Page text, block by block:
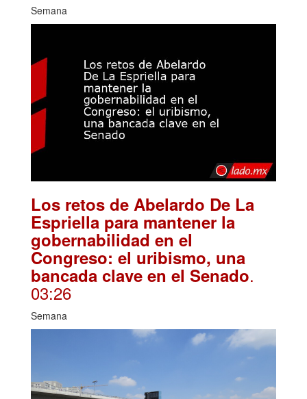
Semana
Los retos de Abelardo De La
Espriella para mantener la
gobernabilidad en el
Congreso: el uribismo, una
bancada clave en el Senado.
03:26
Semana